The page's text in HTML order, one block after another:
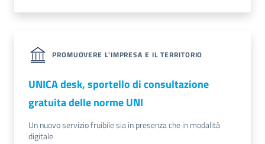
PROMUOVERE L'IMPRESA E IL TERRITORIO
UNICA desk, sportello di consultazione
gratuita delle norme UNI
Un nuovo servizio fruibile sia in presenza che in modalità
digitale